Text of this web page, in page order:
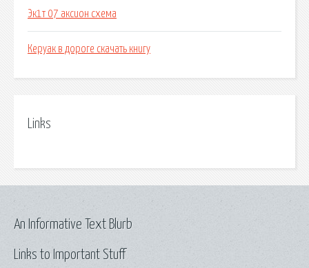
Эк1т 07 аксион схема
Керуак в дороге скачать книгу
Links
Links to Important Stuff
An Informative Text Blurb